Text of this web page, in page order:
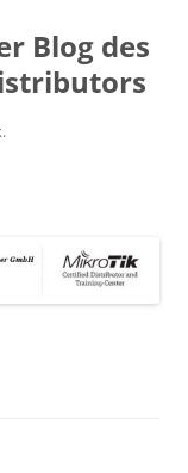
Blog des